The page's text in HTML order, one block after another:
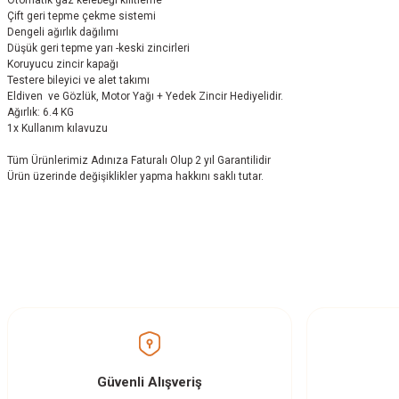
Çift geri tepme çekme sistemi
Dengeli ağırlık dağılımı
Düşük geri tepme yarı -keski zincirleri
Koruyucu zincir kapağı
Testere bileyici ve alet takımı
Eldiven ve Gözlük, Motor Yağı + Yedek Zincir Hediyelidir.
Ağırlık: 6.4 KG
1x Kullanım kılavuzu
Tüm Ürünlerimiz Adınıza Faturalı Olup 2 yıl Garantilidir
Ürün üzerinde değişiklikler yapma hakkını saklı tutar.
Ürün açıklamasında eksik bilgiler bulunuyor.
Güvenli Alışveriş